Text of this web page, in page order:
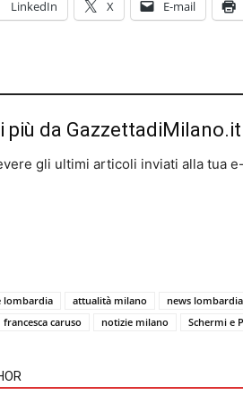
LinkedIn X E-mail
più da GazzettadiMilano.it
gli ultimi articoli inviati alla tua
lombardia attualità milano news lombardia
francesca caruso notizie milano Schermi e